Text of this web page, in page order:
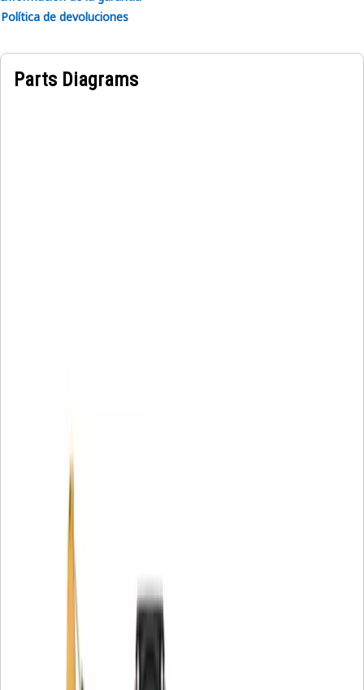
Política de devoluciones
Parts Diagrams